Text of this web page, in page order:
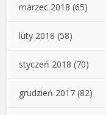
marzec 2018 (65)
luty 2018 (58)
styczeń 2018 (70)
grudzień 2017 (82)